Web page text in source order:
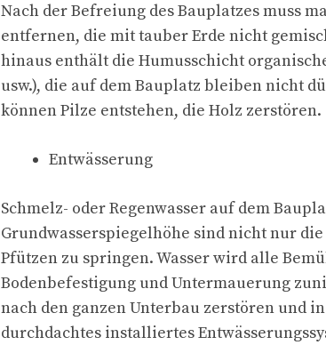
Nach der Befreiung des Bauplatzes muss
entfernen, die mit tauber Erde nicht
hinaus enthält die Humusschicht
usw.), die auf dem Bauplatz bleiben nicht
können Pilze entstehen, die Holz zerstören.
Entwässerung
Schmelz- oder Regenwasser auf dem
Grundwasserspiegelhöhe sind nicht nur
Pfützen zu springen. Wasser wird alle
Bodenbefestigung und Untermauerung
nach den ganzen Unterbau zerstören und
durchdachtes installiertes